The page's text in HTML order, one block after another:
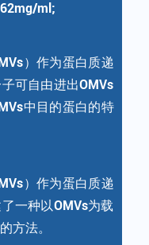
ml;
）作为蛋白质递
可自由进出OMVs
中目的蛋白的特
）作为蛋白质递
一种以OMVs为载
方法。